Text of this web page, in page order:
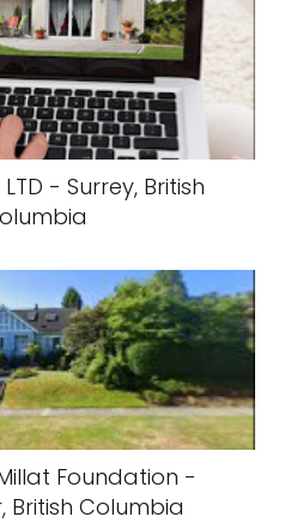
- Surrey, British
Foundation -
British Columbia